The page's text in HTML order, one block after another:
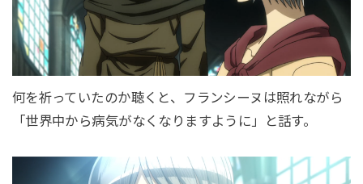
何を祈っていたのか聴くと、フランシーヌは照れながら
「世界中から病気がなくなりますように」と話す。